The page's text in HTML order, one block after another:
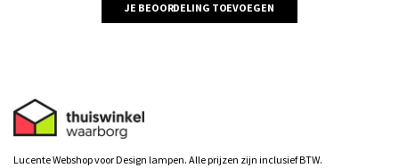
JE BEOORDELING TOEVOEGEN
Lucente Webshop voor Design lampen. Alle prijzen zijn inclusief BTW.